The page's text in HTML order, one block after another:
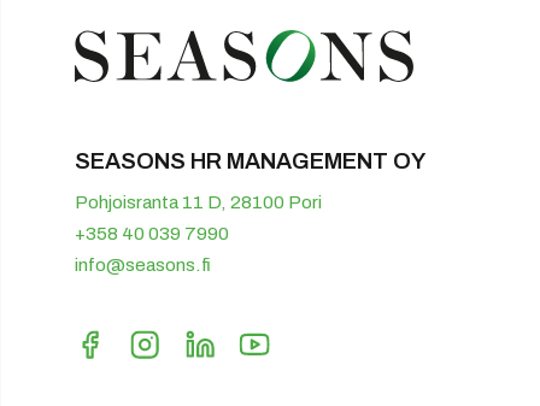
SEASONS HR MANAGEMENT OY
Pohjoisranta 11 D, 28100 Pori
+358 40 039 7990
info@seasons.fi